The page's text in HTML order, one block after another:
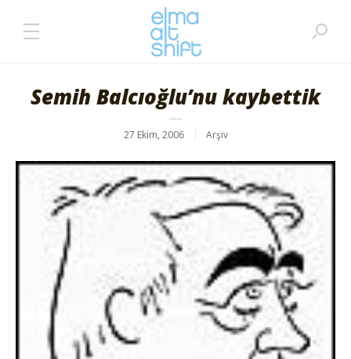
Semih Balcıoğlu’nu kaybettik
27 Ekim, 2006 Arşiv